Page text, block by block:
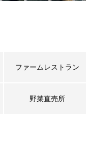
ファームレストラン
野菜直売所